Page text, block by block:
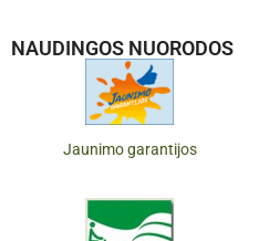
NAUDINGOS NUORODOS
Jaunimo garantijos